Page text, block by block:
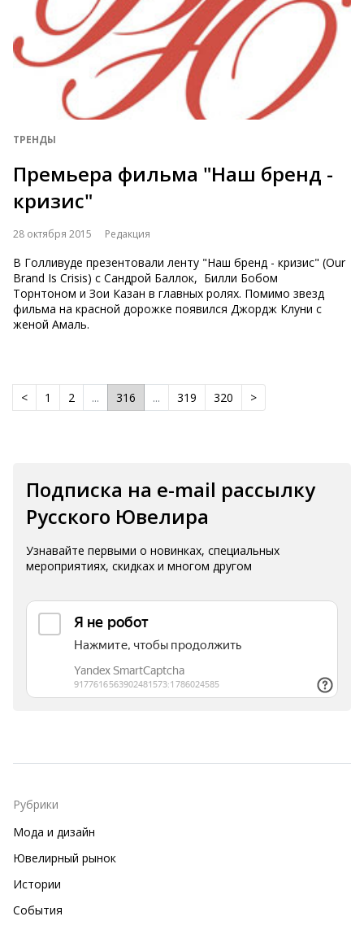
ТРЕНДЫ
Премьера фильма "Наш бренд -
кризис"
28 октября 2015 Редакция
В Голливуде презентовали ленту "Наш бренд - кризис" (Our
Brand Is Crisis) с Сандрой Баллок, Билли Бобом
Торнтоном и Зои Казан в главных ролях. Помимо звезд
фильма на красной дорожке появился Джордж Клуни с
женой Амаль.
< 1 2 ... 316 ... 319 320 >
Подписка на e-mail рассылку
Русского Ювелира
Узнавайте первыми о новинках, специальных
мероприятиях, скидках и многом другом
Рубрики
Мода и дизайн
Ювелирный рынок
Истории
События